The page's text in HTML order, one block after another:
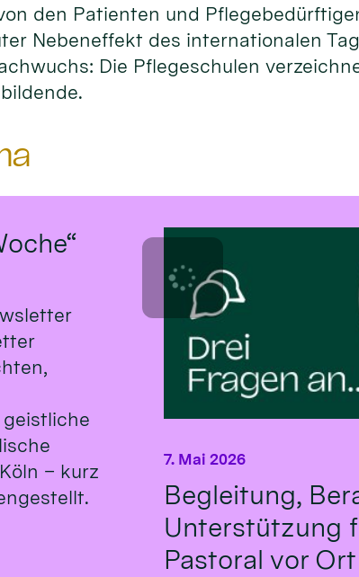
den Patienten und
Nebeneffekt des internationalen
Die Pflegeschulen
– kurz
Begleitung,
Unterstützung
Pastoral vor Ort
7. Mai 2026